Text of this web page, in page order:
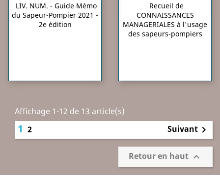
LIV. NUM. - Guide Mémo
du Sapeur-Pompier 2021 -
2e édition
Recueil de
CONNAISSANCES
MANAGERIALES à l'usage
des sapeurs-pompiers
Affichage 1-12 de 13 article(s)
1 2 Suivant 
Retour en haut 